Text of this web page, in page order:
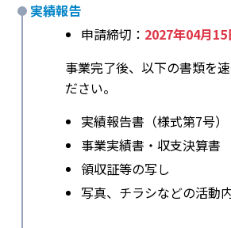
実績報告
申請締切： 2027年04月15
事業完了後、以下の書類を
ださい。
実績報告書（様式第7号）
事業実績書・収支決算書
領収証等の写し
写真、チラシなどの活動